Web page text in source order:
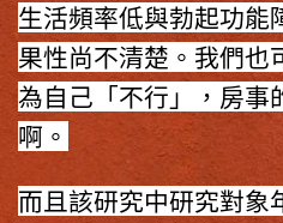
生活頻率低與勃起功能
果性尚不清楚。我們也
為自己「不行」，房事
啊。
而且該研究中研究對象